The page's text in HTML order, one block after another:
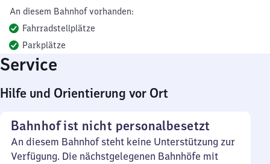
An diesem Bahnhof vorhanden:
Fahrradstellplätze
Parkplätze
Service
Hilfe und Orientierung vor Ort
Bahnhof ist nicht personalbesetzt
An diesem Bahnhof steht keine Unterstützung zur
Verfügung. Die nächstgelegenen Bahnhöfe mit